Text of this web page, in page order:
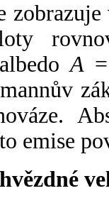
A
emise